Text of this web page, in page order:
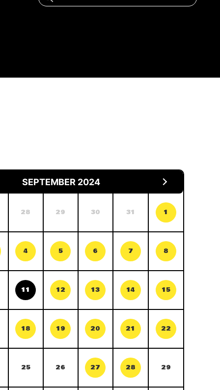
SEPTEMBER 2024
28 29 30 31 1
4 5 6 7 8
11 12 13 14 15
18 19 20 21 22
25 26 27 28 29